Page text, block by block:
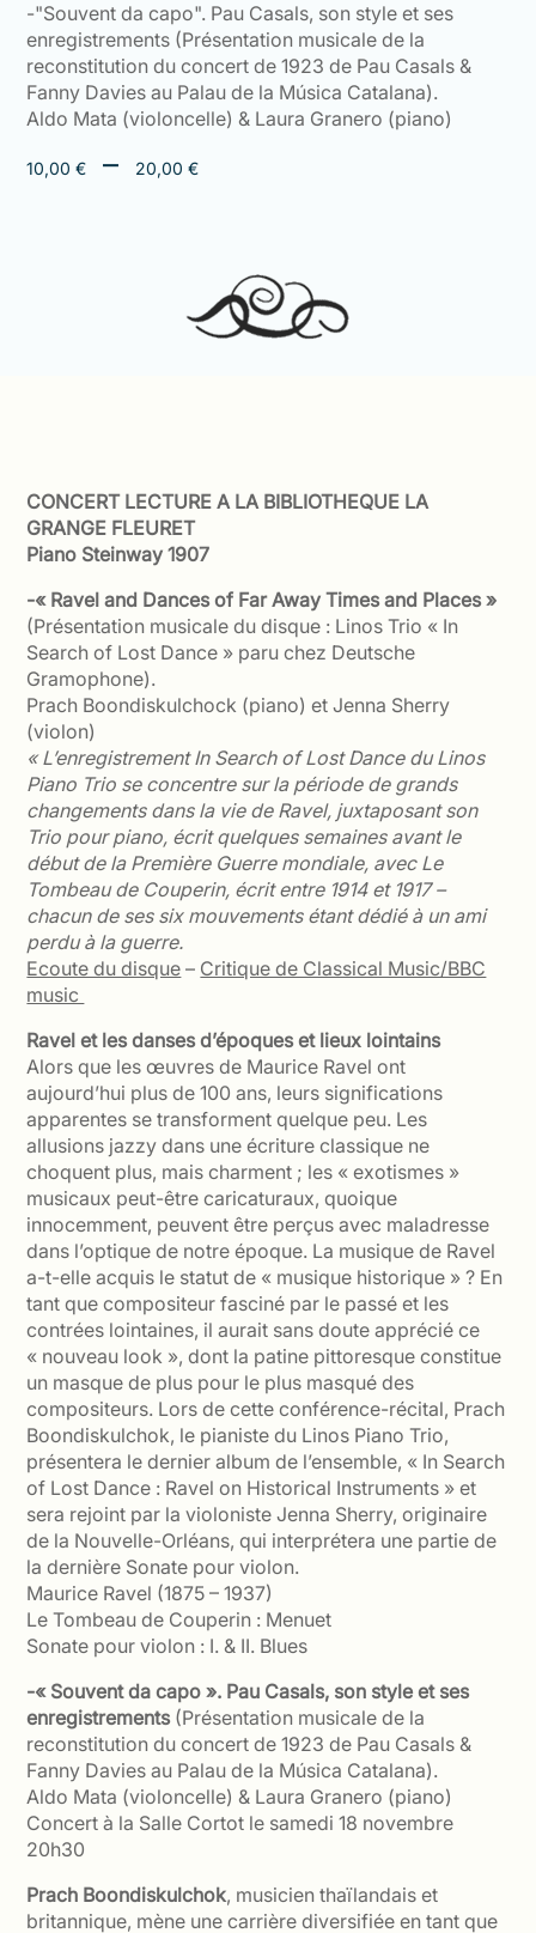
-"Souvent da capo". Pau Casals, son style et ses
enregistrements (Présentation musicale de la
reconstitution du concert de 1923 de Pau Casals &
Fanny Davies au Palau de la Música Catalana).
Aldo Mata (violoncelle) & Laura Granero (piano)
10,00€ – 20,00€Plage
20,00 €
CONCERT LECTURE A LA BIBLIOTHEQUE LA
GRANGE FLEURET
Piano Steinway 1907
-« Ravel and Dances of Far Away Times and Places »
(Présentation musicale du disque : Linos Trio « In
Search of Lost Dance » paru chez Deutsche
Gramophone).
Prach Boondiskulchock (piano) et Jenna Sherry
(violon)
« L’enregistrement In Search of Lost Dance du Linos
Piano Trio se concentre sur la période de grands
changements dans la vie de Ravel, juxtaposant son
Trio pour piano, écrit quelques semaines avant le
début de la Première Guerre mondiale, avec Le
Tombeau de Couperin, écrit entre 1914 et 1917 –
chacun de ses six mouvements étant dédié à un ami
perdu à la guerre.
Ecoute du disque – Critique de Classical Music/BBC
music
Ravel et les danses d’époques et lieux lointains
Alors que les œuvres de Maurice Ravel ont
aujourd’hui plus de 100 ans, leurs significations
apparentes se transforment quelque peu. Les
allusions jazzy dans une écriture classique ne
choquent plus, mais charment ; les « exotismes »
musicaux peut-être caricaturaux, quoique
innocemment, peuvent être perçus avec maladresse
dans l’optique de notre époque. La musique de Ravel
a-t-elle acquis le statut de « musique historique » ? En
tant que compositeur fasciné par le passé et les
contrées lointaines, il aurait sans doute apprécié ce
« nouveau look », dont la patine pittoresque constitue
un masque de plus pour le plus masqué des
compositeurs. Lors de cette conférence-récital, Prach
Boondiskulchok, le pianiste du Linos Piano Trio,
présentera le dernier album de l’ensemble, « In Search
of Lost Dance : Ravel on Historical Instruments » et
sera rejoint par la violoniste Jenna Sherry, originaire
de la Nouvelle-Orléans, qui interprétera une partie de
la dernière Sonate pour violon.
Maurice Ravel (1875 – 1937)
Le Tombeau de Couperin : Menuet
Sonate pour violon : I. & II. Blues
-« Souvent da capo ». Pau Casals, son style et ses
enregistrements (Présentation musicale de la
reconstitution du concert de 1923 de Pau Casals &
Fanny Davies au Palau de la Música Catalana).
Aldo Mata (violoncelle) & Laura Granero (piano)
Concert à la Salle Cortot le samedi 18 novembre
20h30
Prach Boondiskulchok, musicien thaïlandais et
britannique, mène une carrière diversifiée en tant que